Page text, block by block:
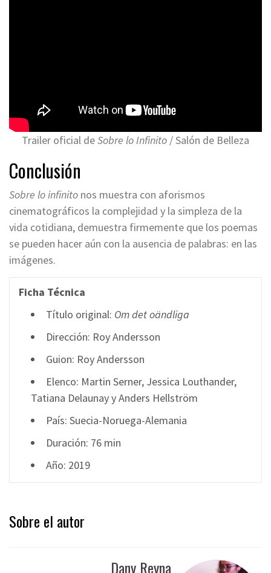
Trailer oficial deSobre lo Infinito / Salón de Belleza
Conclusión
Sobre lo infinito nos muestra con aforismos
cinematográficos la complejidad y la simpleza de la
vida cotidiana, demuestra firmemente que los poemas
se pueden hacer aún con la ausencia de palabras: en las
imágenes.
Ficha Técnica
Título original: Om det oändliga
Dirección: Roy Andersson
Guion: Roy Andersson
Elenco: Martin Serner, Jessica Louthander,
Tatiana Delaunay y Anders Hellström
País: Suecia-Noruega-Alemania
Duración: 76 min
Año: 2019
Sobre el autor
Dany Reyna